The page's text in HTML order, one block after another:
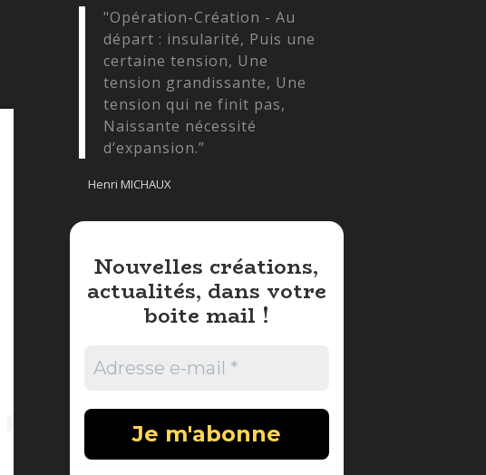
"Opération-Création - Au
départ : insularité, Puis une
certaine tension, Une
tension grandissante, Une
tension qui ne finit pas,
Naissante nécessité
d’expansion.”
Henri MICHAUX
Nouvelles créations,
actualités, dans votre
boite mail !